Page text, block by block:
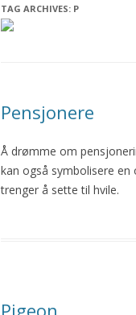
TAG ARCHIVES: P
Pensjonere
Å drømme om
kan også symbolisere
trenger å sette til hvile.